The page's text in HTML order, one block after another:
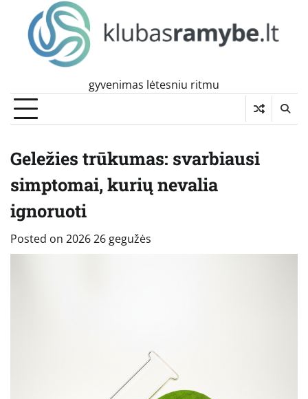
content
gyvenimas lėtesniu ritmu
Geležies trūkumas: svarbiausi
simptomai, kurių nevalia
ignoruoti
Posted on 2026 26 gegužės